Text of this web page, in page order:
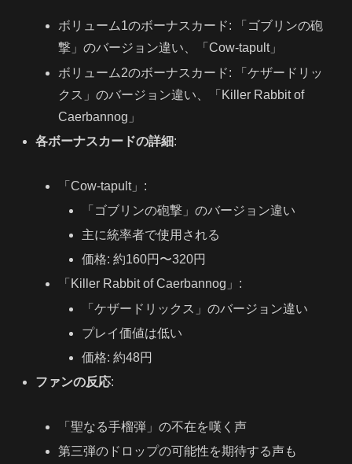
ボリューム1のボーナスカード: 「ゴブリンの砲
撃」のバージョン違い、「Cow-tapult」
ボリューム2のボーナスカード: 「ケザードリッ
クス」のバージョン違い、「Killer Rabbit of
Caerbannog」
各ボーナスカードの詳細:
「Cow-tapult」:
「ゴブリンの砲撃」のバージョン違い
主に統率者で使用される
価格: 約160円〜320円
「Killer Rabbit of Caerbannog」:
「ケザードリックス」のバージョン違い
プレイ価値は低い
価格: 約48円
ファンの反応:
「聖なる手榴弾」の不在を嘆く声
第三弾のドロップの可能性を期待する声も